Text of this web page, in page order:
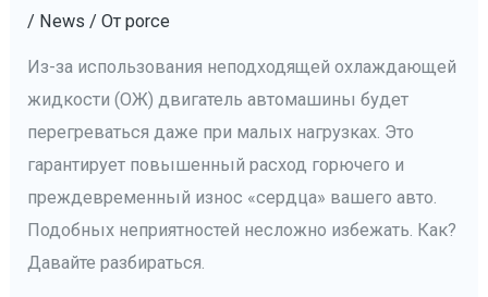
/ News / От porce
Из-за использования неподходящей охлаждающей
жидкости (ОЖ) двигатель автомашины будет
перегреваться даже при малых нагрузках. Это
гарантирует повышенный расход горючего и
преждевременный износ «сердца» вашего авто.
Подобных неприятностей несложно избежать. Как?
Давайте разбираться.